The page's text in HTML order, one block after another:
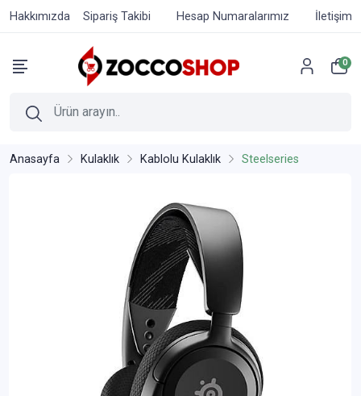
Hakkımızda Sipariş Takibi Hesap Numaralarımız İletişim
0
Anasayfa Kulaklık Kablolu Kulaklık Steelseries